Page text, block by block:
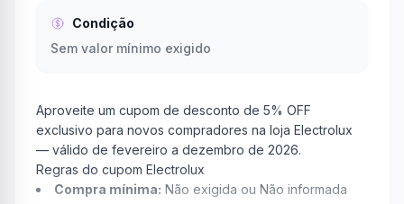
Condição
Sem valor mínimo exigido
Aproveite um cupom de desconto de 5% OFF
exclusivo para novos compradores na loja Electrolux
— válido de fevereiro a dezembro de 2026.
Regras do cupom Electrolux
Compra mínima: Não exigida ou Não informada